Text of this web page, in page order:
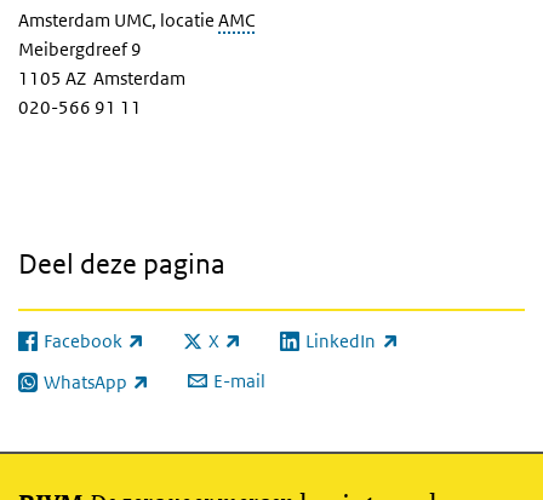
Amsterdam UMC, locatie AMC
Meibergdreef 9
1105 AZ Amsterdam
020-566 91 11
Deel deze pagina
Facebook
(externe link) X
(externe link) LinkedIn
(externe link)
WhatsApp
(externe link) E-mail